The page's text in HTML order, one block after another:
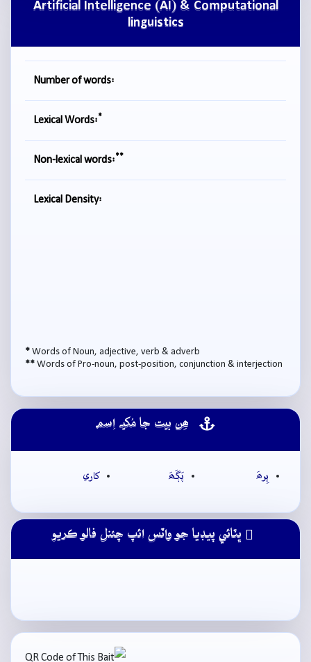
Artificial Intelligence (AI) & Computational
linguistics
Number of words:
Lexical Words:*
Non-lexical words:**
Lexical Density:
* Words of Noun, adjective, verb & adverb
** Words of Pro-noun, post-position, conjunction & interjection
ھِن بيت جا مُکيہ اِسم
پِرھَ پَڳَھَ کاري
ڀٽائي پيڊيا جو واٽس ائپ چئنل فالو ڪريو